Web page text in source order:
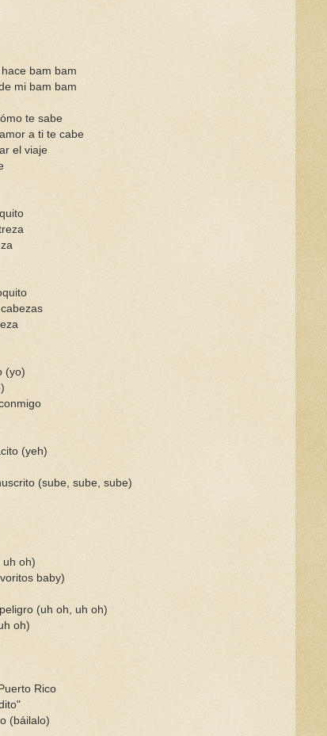
bam bam
mi bam bam
te sabe
a ti te cabe
el viaje
(yo)
(yeh)
(sube, sube, sube)
uh oh)
baby)
(uh oh, uh oh)
oh)
Rico
(báilalo)